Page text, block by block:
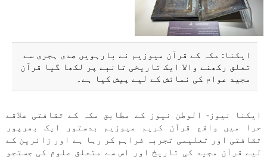
ایکنا: مکہ کے قرآن میوزیم نے بارہویں صدی ہجری سے
تعلق رکھنے والا ایک تاریخی تانبے پر لکھا گیا قرآن
مجید عوام کی نمائش کے لیے پیش کیا ہے۔
ایکنا نیوز- الوطن نیوز کے مطابق مکہ کے ثقافتی علاقے
حرا میں واقع قرآن کریم میوزیم بدستور ایک بھرپور
ثقافتی اور تعلیمی تجربہ فراہم کر رہا ہے اور زائرین کے
لیے قرآن مجید کی تاریخ اور اس سے متعلق علوم کی جستجو